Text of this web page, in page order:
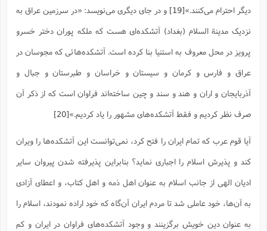
دیگر احترام می‌کنند.»[19]
و در جای دیگری می‌نویسد: «در سرزمین عراق به
نزدیک مدینة السلام (بغداد) آتشکده‌اى هست که ملکه پوران دختر خسرو
پرویز در محل معروف به استنیا بنا کرده است. آتشکده‌هائى که مجوسان در
عراق و فارس و کرمان و سیستان و خراسان و طبرستان و جبال و
آذربایجان و اران و هند و سند و چین ساخته‌اند فراوان است که از ذکر آن
صرف نظر کردیم و فقط آتشکده‌هاى مشهور را یاد کردیم.»[20]
آیا قوم عرب که تمام ایران را فتح کرد، نمی‌توانست این آتشکده‌ها را ویران
کند و پذیرش اسلام را اجباری نماید؟ بنابراین پذیرفته شدن پیروان سایر
ادیان الهی از جانب اسلام به عنوان اهل ذمه و اهل کتاب، و اعطای آزادی
به آن‌ها، خود عاملی شد تا مردم ایران آن‌گاه که خود اراده نمودند، اسلام را
به عنوان دین خویش برگزینند و وجود آتشکده‌های فراوان در ایران و کم